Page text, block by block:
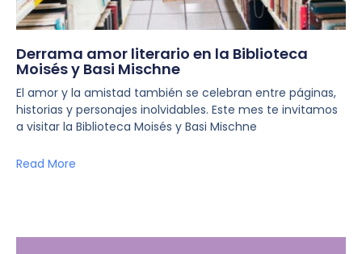
Derrama amor literario en la Biblioteca
Moisés y Basi Mischne
El amor y la amistad también se celebran entre páginas,
historias y personajes inolvidables. Este mes te invitamos
a visitar la Biblioteca Moisés y Basi Mischne
Read More